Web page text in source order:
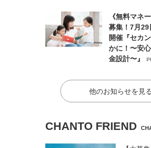
《無料マネ
募集！7月29
開催『セカ
かに！〜安
金設計〜』
他のお知らせを見る
CHANTO FRIEND